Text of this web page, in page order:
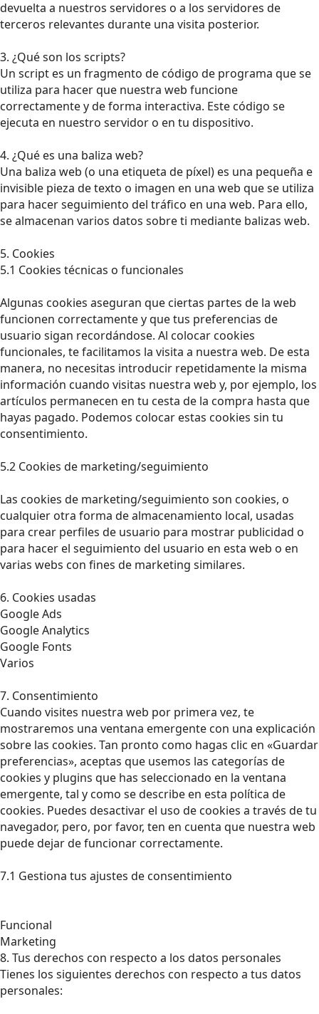
devuelta a nuestros servidores o a los servidores de
terceros relevantes durante una visita posterior.
3. ¿Qué son los scripts?
Un script es un fragmento de código de programa que se
utiliza para hacer que nuestra web funcione
correctamente y de forma interactiva. Este código se
ejecuta en nuestro servidor o en tu dispositivo.
4. ¿Qué es una baliza web?
Una baliza web (o una etiqueta de píxel) es una pequeña e
invisible pieza de texto o imagen en una web que se utiliza
para hacer seguimiento del tráfico en una web. Para ello,
se almacenan varios datos sobre ti mediante balizas web.
5. Cookies
5.1 Cookies técnicas o funcionales
Algunas cookies aseguran que ciertas partes de la web
funcionen correctamente y que tus preferencias de
usuario sigan recordándose. Al colocar cookies
funcionales, te facilitamos la visita a nuestra web. De esta
manera, no necesitas introducir repetidamente la misma
información cuando visitas nuestra web y, por ejemplo, los
artículos permanecen en tu cesta de la compra hasta que
hayas pagado. Podemos colocar estas cookies sin tu
consentimiento.
5.2 Cookies de marketing/seguimiento
Las cookies de marketing/seguimiento son cookies, o
cualquier otra forma de almacenamiento local, usadas
para crear perfiles de usuario para mostrar publicidad o
para hacer el seguimiento del usuario en esta web o en
varias webs con fines de marketing similares.
6. Cookies usadas
Google Ads
Google Analytics
Google Fonts
Varios
7. Consentimiento
Cuando visites nuestra web por primera vez, te
mostraremos una ventana emergente con una explicación
sobre las cookies. Tan pronto como hagas clic en «Guardar
preferencias», aceptas que usemos las categorías de
cookies y plugins que has seleccionado en la ventana
emergente, tal y como se describe en esta política de
cookies. Puedes desactivar el uso de cookies a través de tu
navegador, pero, por favor, ten en cuenta que nuestra web
puede dejar de funcionar correctamente.
7.1 Gestiona tus ajustes de consentimiento
Funcional
Marketing
8. Tus derechos con respecto a los datos personales
Tienes los siguientes derechos con respecto a tus datos
personales: